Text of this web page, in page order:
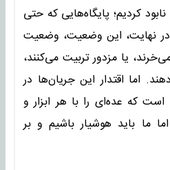
کردیم؛ پایگاه‌هایی که حتی
نهایت، این وضعیت، وضعیت
یا مزدور تربیت می‌کنند،
اما اقتدار این جریان‌ها در
که عده‌ای را با هر ابزار و
ما باید هوشیار باشیم و بر